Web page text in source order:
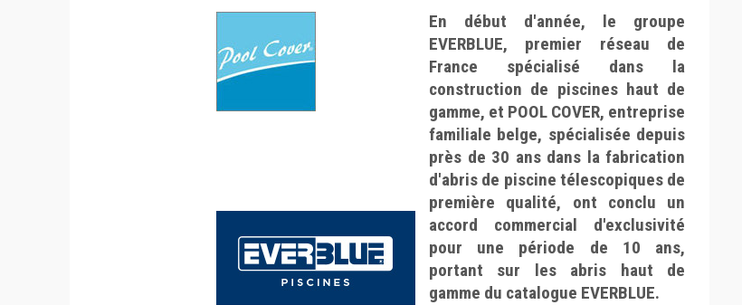
En début d'année, le groupe
EVERBLUE, premier réseau de
France spécialisé dans la
construction de piscines haut de
gamme, et POOL COVER, entreprise
familiale belge, spécialisée depuis
près de 30 ans dans la fabrication
d'abris de piscine télescopiques de
première qualité, ont conclu un
accord commercial d'exclusivité
pour une période de 10 ans,
portant sur les abris haut de
gamme du catalogue EVERBLUE.